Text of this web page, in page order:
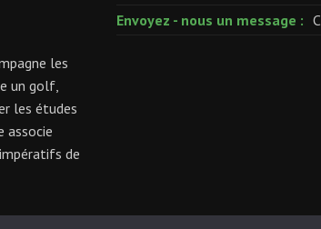
les
un golf,
les études
associe
de
Envoyez - nous un message :